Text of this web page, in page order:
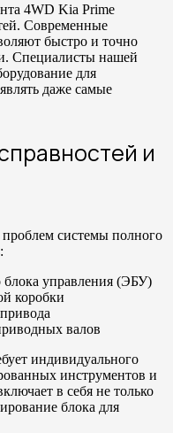
4WD Kia Prime
Современные
быстро и точно
Специалисты нашей
для
даже самые
и
системы полного
блока управления (ЭБУ)
коробки
валов
индивидуального
инструментов и
в себя не только
блока для